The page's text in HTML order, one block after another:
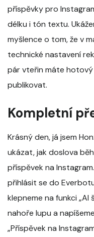
příspěvky pro
délku i tón textu.
myšlence o tom, že v
technické nastavení
pár vteřin máte
publikovat.
Kompletní
Krásný den, já jsem
ukázat, jak doslova
příspěvek na
přihlásit se do
klepneme na funkci
nahoře lupu a
„Příspěvek na